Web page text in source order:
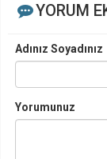
YORUM
Adınız Soyadınız
Yorumunuz